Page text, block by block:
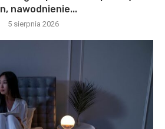
nawodnienie...
5 sierpnia 2026